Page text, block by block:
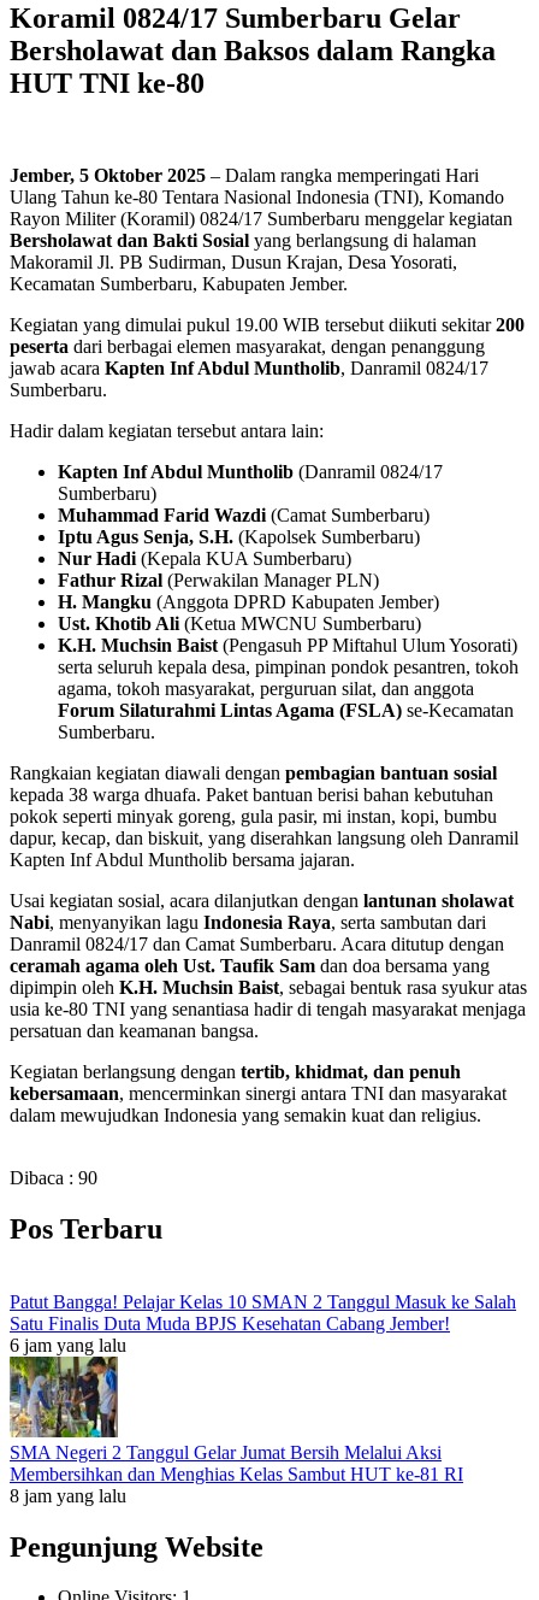
Koramil 0824/17 Sumberbaru Gelar
Bersholawat dan Baksos dalam Rangka
HUT TNI ke-80
Jember, 5 Oktober 2025 – Dalam rangka memperingati Hari
Ulang Tahun ke-80 Tentara Nasional Indonesia (TNI), Komando
Rayon Militer (Koramil) 0824/17 Sumberbaru menggelar kegiatan
Bersholawat dan Bakti Sosial yang berlangsung di halaman
Makoramil Jl. PB Sudirman, Dusun Krajan, Desa Yosorati,
Kecamatan Sumberbaru, Kabupaten Jember.
Kegiatan yang dimulai pukul 19.00 WIB tersebut diikuti sekitar200
peserta dari berbagai elemen masyarakat, dengan penanggung
jawab acara Kapten Inf Abdul Muntholib, Danramil 0824/17
Sumberbaru.
Hadir dalam kegiatan tersebut antara lain:
Kapten Inf Abdul Muntholib (Danramil 0824/17
Sumberbaru)
Muhammad Farid Wazdi (Camat Sumberbaru)
Iptu Agus Senja, S.H. (Kapolsek Sumberbaru)
Nur Hadi (Kepala KUA Sumberbaru)
Fathur Rizal (Perwakilan Manager PLN)
H. Mangku (Anggota DPRD Kabupaten Jember)
Ust. Khotib Ali (Ketua MWCNU Sumberbaru)
K.H. Muchsin Baist (Pengasuh PP Miftahul Ulum Yosorati)
serta seluruh kepala desa, pimpinan pondok pesantren, tokoh
agama, tokoh masyarakat, perguruan silat, dan anggota
Forum Silaturahmi Lintas Agama (FSLA) se-Kecamatan
Sumberbaru.
Rangkaian kegiatan diawali dengan pembagian bantuan sosial
kepada 38 warga dhuafa. Paket bantuan berisi bahan kebutuhan
pokok seperti minyak goreng, gula pasir, mi instan, kopi, bumbu
dapur, kecap, dan biskuit, yang diserahkan langsung oleh Danramil
Kapten Inf Abdul Muntholib bersama jajaran.
Usai kegiatan sosial, acara dilanjutkan dengan lantunan sholawat
Nabi, menyanyikan lagu Indonesia Raya, serta sambutan dari
Danramil 0824/17 dan Camat Sumberbaru. Acara ditutup dengan
ceramah agama oleh Ust. Taufik Sam dan doa bersama yang
dipimpin oleh K.H. Muchsin Baist, sebagai bentuk rasa syukur atas
usia ke-80 TNI yang senantiasa hadir di tengah masyarakat menjaga
persatuan dan keamanan bangsa.
Kegiatan berlangsung dengan tertib, khidmat, dan penuh
kebersamaan, mencerminkan sinergi antara TNI dan masyarakat
dalam mewujudkan Indonesia yang semakin kuat dan religius.
Dibaca : 90
Pos Terbaru
Patut Bangga! Pelajar Kelas 10 SMAN 2 Tanggul Masuk ke Salah
Satu Finalis Duta Muda BPJS Kesehatan Cabang Jember!
6 jam yang lalu
SMA Negeri 2 Tanggul Gelar Jumat Bersih Melalui Aksi
Membersihkan dan Menghias Kelas Sambut HUT ke-81 RI
8 jam yang lalu
Pengunjung Website